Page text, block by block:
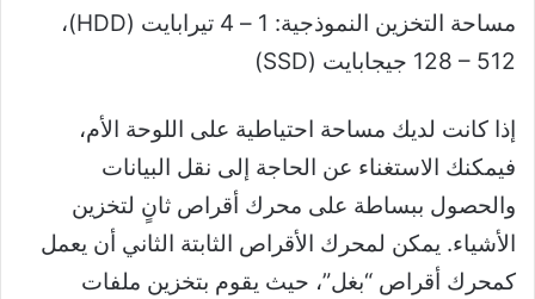
مساحة التخزين النموذجية: 1 – 4 تيرابايت (HDD)،
128 – 512 جيجابايت (SSD)
إذا كانت لديك مساحة احتياطية على اللوحة الأم،
فيمكنك الاستغناء عن الحاجة إلى نقل البيانات
والحصول ببساطة على محرك أقراص ثانٍ لتخزين
الأشياء. يمكن لمحرك الأقراص الثابتة الثاني أن يعمل
كمحرك أقراص “بغل”، حيث يقوم بتخزين ملفات